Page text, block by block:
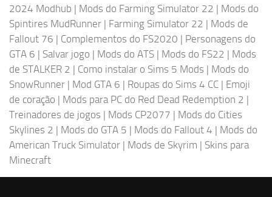
2024 Modhub | Mods do Farming Simulator 22 | Mods do
Spintires MudRunner | Farming Simulator 22 | Mods de
Fallout 76 | Complementos do FS2020 | Personagens do
GTA 6 | Salvar jogo | Mods do ATS | Mods do FS22 | Mods
de STALKER 2 | Como instalar o Sims 5 Mods | Mods do
SnowRunner | Mod GTA 6 | Roupas do Sims 4 CC | Emoji
de coração | Mods para PC do Red Dead Redemption 2 |
Treinadores de jogos | Mods CP2077 | Mods do Cities
Skylines 2 | Mods do GTA 5 | Mods do Fallout 4 | Mods do
American Truck Simulator | Mods de Skyrim | Skins para
Minecraft